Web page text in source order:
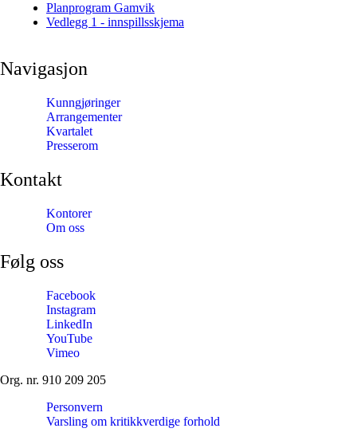
Planprogram Gamvik
Vedlegg 1 - innspillsskjema
Navigasjon
Kunngjøringer
Arrangementer
Kvartalet
Presserom
Kontakt
Kontorer
Om oss
Følg oss
Facebook
Instagram
LinkedIn
YouTube
Vimeo
Org. nr. 910 209 205
Personvern
Varsling om kritikkverdige forhold